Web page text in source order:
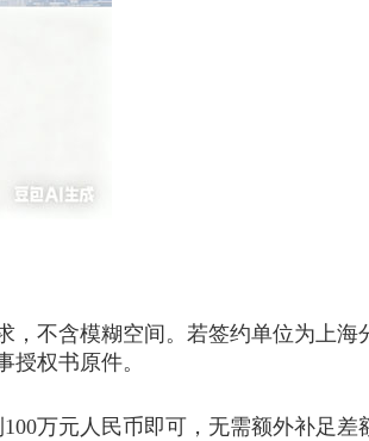
不含模糊空间。若签约单位为上海
权书原件。
万元人民币即可，无需额外补足差